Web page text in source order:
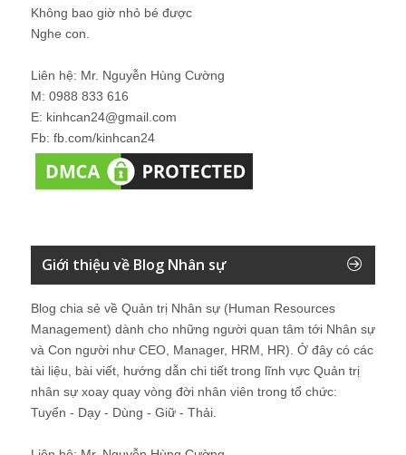
Không bao giờ nhỏ bé được
Nghe con.
Liên hệ: Mr. Nguyễn Hùng Cường
M: 0988 833 616
E: kinhcan24@gmail.com
Fb: fb.com/kinhcan24
Giới thiệu về Blog Nhân sự
Blog chia sẻ về Quản trị Nhân sự (Human Resources
Management) dành cho những người quan tâm tới Nhân sự
và Con người như CEO, Manager, HRM, HR). Ở đây có các
tài liệu, bài viết, hướng dẫn chi tiết trong lĩnh vực Quản trị
nhân sự xoay quay vòng đời nhân viên trong tổ chức:
Tuyển - Dạy - Dùng - Giữ - Thải.